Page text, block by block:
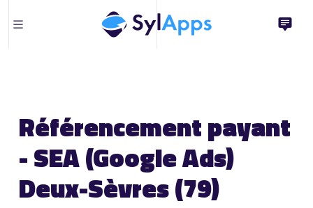
Référencement payant
- SEA (Google Ads)
Deux-Sèvres (79)